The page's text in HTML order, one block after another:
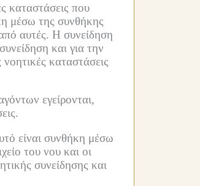
καταστάσεις που
μέσω της συνθήκης
αυτές. Η συνείδηση
και για την
καταστάσεις
εγείρονται,
είναι συνθήκη μέσω
του νου και οι
συνείδησης και